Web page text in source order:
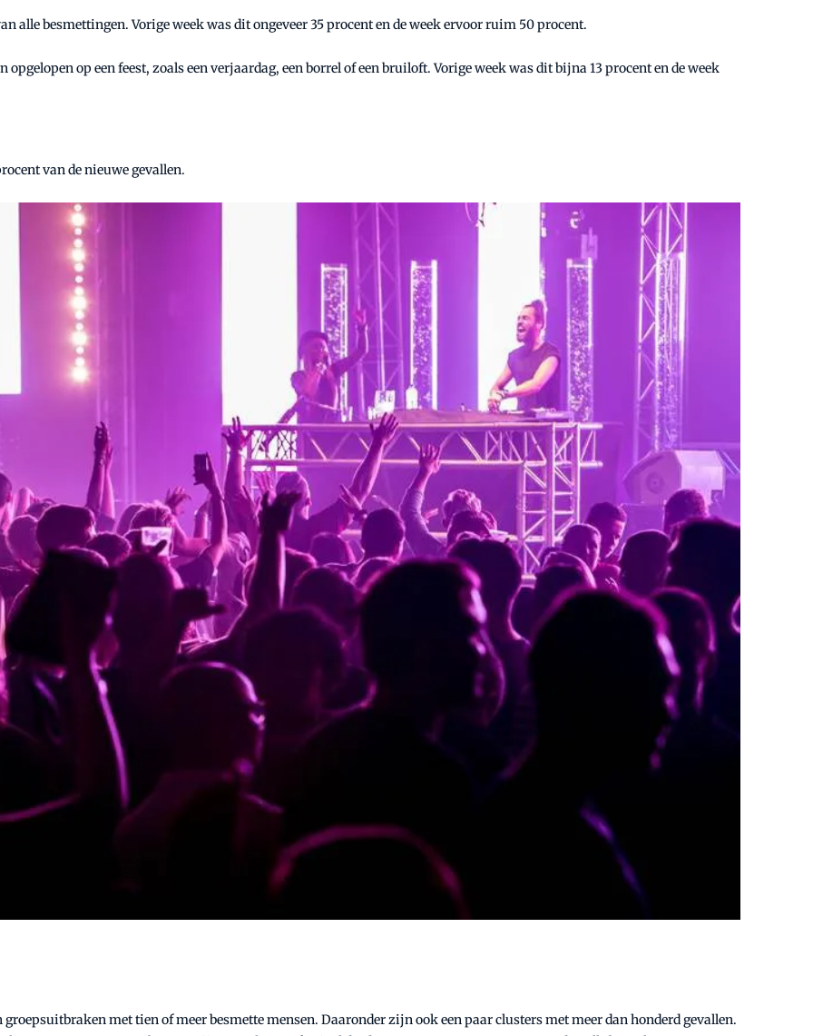
alle besmettingen. Vorige week was dit ongeveer 35 procent en de week ervoor ruim 50 procent.
op een feest, zoals een verjaardag, een borrel of een bruiloft. Vorige week was dit bijna 13 procent en de week
van de nieuwe gevallen.
met tien of meer besmette mensen. Daaronder zijn ook een paar clusters met meer dan honderd gevallen.